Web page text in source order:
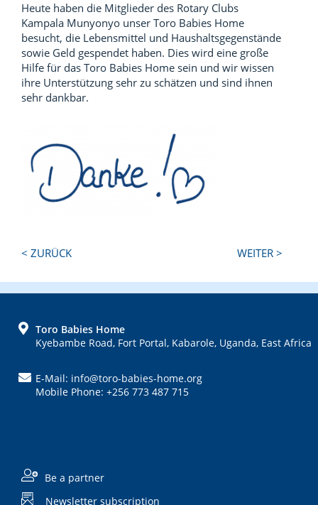
Heute haben die Mitglieder des Rotary Clubs
Kampala Munyonyo unser Toro Babies Home
besucht, die Lebensmittel und Haushaltsgegenstände
sowie Geld gespendet haben. Dies wird eine große
Hilfe für das Toro Babies Home sein und wir wissen
ihre Unterstützung sehr zu schätzen und sind ihnen
sehr dankbar.
Next
< ZURÜCK WEITER >
FOOTERToro Babies Home
Kyebambe Road, Fort Portal, Kabarole, Uganda, East Africa
E-Mail: info@toro-babies-home.org
Mobile Phone: +256 773 487 715
Be a partner
Newsletter subscription